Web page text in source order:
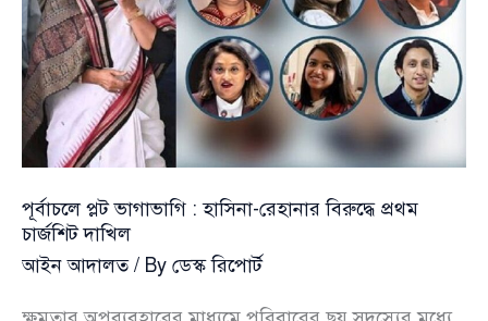
অনুমতি
পূর্বাচলে প্লট ভাগাভাগি : হাসিনা-রেহানার বিরুদ্ধে প্রথম
চার্জশিট দাখিল
আইন আদালত/ By ডেস্ক রিপোর্ট